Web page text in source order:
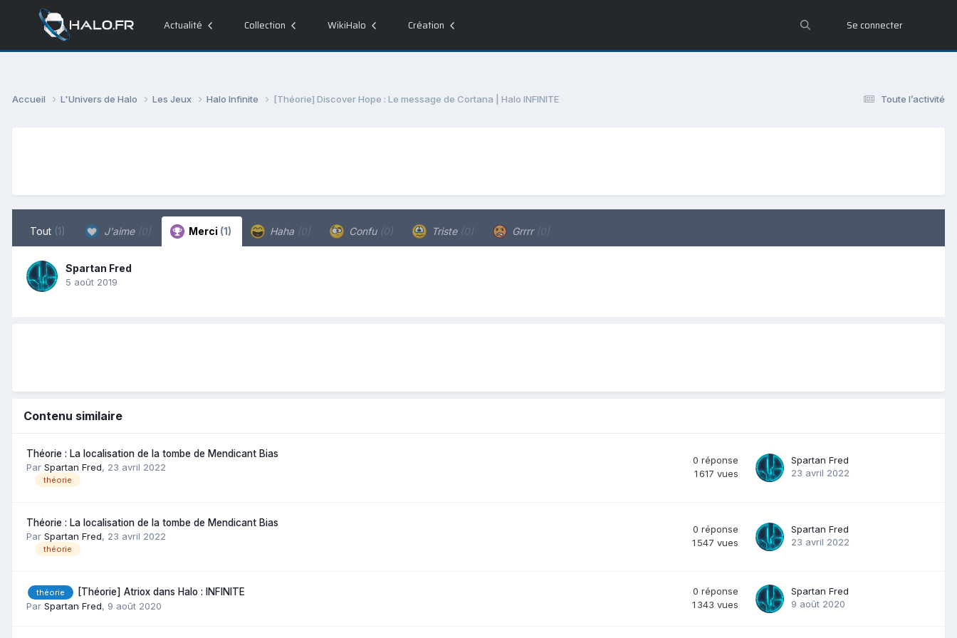
Actualité Collection WikiHalo Création Se connecter
Toute l’activité
Accueil L'Univers de Halo Les Jeux Halo Infinite [Théorie] Discover Hope : Le message de Cortana | Halo INFINITE
Tout (1) J'aime (0) Merci (1) Haha (0) Confu (0) Triste (0) Grrrr (0)
Spartan Fred
5 août 2019
Contenu similaire
Théorie : La localisation de la tombe de Mendicant Bias
Par Spartan Fred, 23 avril 2022
théorie
0 réponse
1 617 vues
Spartan Fred
23 avril 2022
Théorie : La localisation de la tombe de Mendicant Bias
Par Spartan Fred, 23 avril 2022
théorie
0 réponse
1 547 vues
Spartan Fred
23 avril 2022
théorie
[Théorie] Atriox dans Halo : INFINITE
Par Spartan Fred, 9 août 2020
0 réponse
1 343 vues
Spartan Fred
9 août 2020